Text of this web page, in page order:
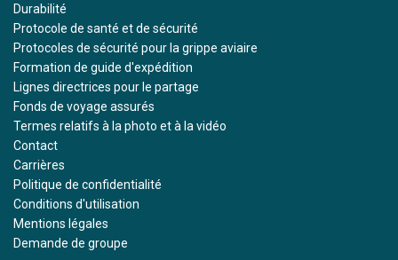
Durabilité
Protocole de santé et de sécurité
Protocoles de sécurité pour la grippe aviaire
Formation de guide d'expédition
Lignes directrices pour le partage
Fonds de voyage assurés
Termes relatifs à la photo et à la vidéo
Contact
Carrières
Politique de confidentialité
Conditions d'utilisation
Mentions légales
Demande de groupe